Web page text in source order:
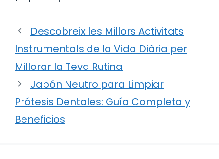
Descobreix les Millors Activitats
Instrumentals de la Vida Diària per
Millorar la Teva Rutina
Jabón Neutro para Limpiar
Prótesis Dentales: Guía Completa y
Beneficios